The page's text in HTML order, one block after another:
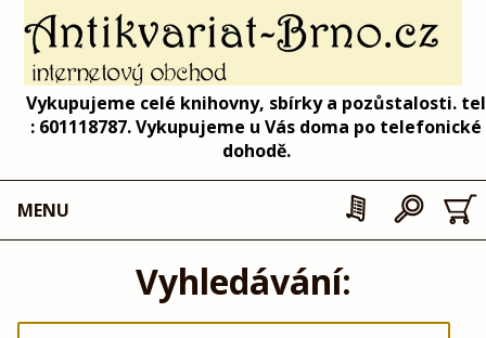
Vykupujeme celé knihovny, sbírky a pozůstalosti. tel
: 601118787. Vykupujeme u Vás doma po telefonické
dohodě.
MENU
Vyhledávání: